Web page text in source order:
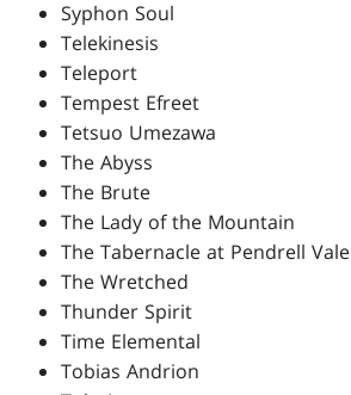
Syphon Soul
Telekinesis
Teleport
Tempest Efreet
Tetsuo Umezawa
The Abyss
The Brute
The Lady of the Mountain
The Tabernacle at Pendrell Vale
The Wretched
Thunder Spirit
Time Elemental
Tobias Andrion